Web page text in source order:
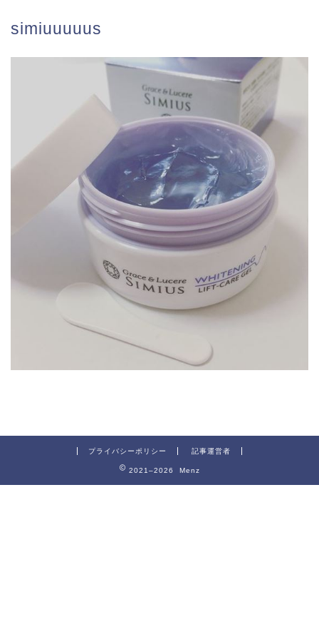
simiuuuuus
プライバシーポリシー 記事運営者
2021–2026 Menz